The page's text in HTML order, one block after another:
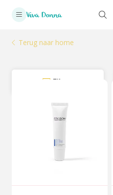
Terug naar home
Filter